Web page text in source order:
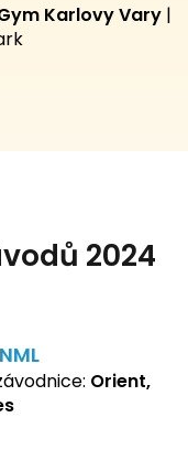
Karlovy Vary |
2024
Orient,